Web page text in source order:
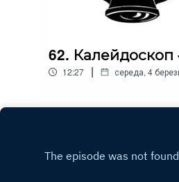
62. Калейдоскоп
12:27 | середа, 4